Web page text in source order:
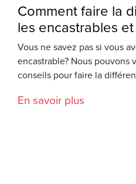
Comment faire la
les encastrables
Vous ne savez pas si vous
encastrable? Nous pouvons
conseils pour faire la
En savoir plus